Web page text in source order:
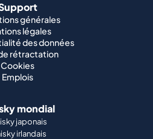
générales
légales
des données
rétractation
Cookies
Emplois
mondial
japonais
irlandais